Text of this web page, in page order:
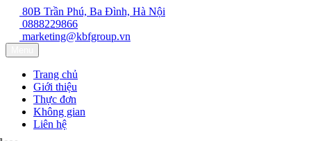
80B Trần Phú, Ba Đình, Hà Nội
0888229866
marketing@kbfgroup.vn
Trang chủ
Giới thiệu
Thực đơn
Không gian
Liên hệ